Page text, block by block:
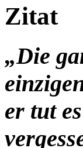
Zitat
„Die
er tut